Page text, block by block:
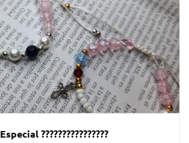
Especial ????????????????